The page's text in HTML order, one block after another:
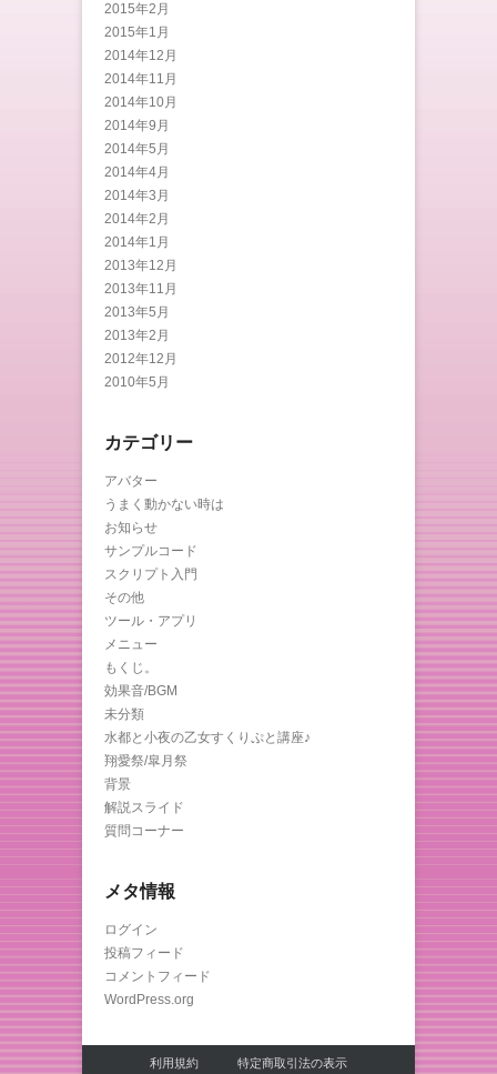
2015年2月
2015年1月
2014年12月
2014年11月
2014年10月
2014年9月
2014年5月
2014年4月
2014年3月
2014年2月
2014年1月
2013年12月
2013年11月
2013年5月
2013年2月
2012年12月
2010年5月
カテゴリー
アバター
うまく動かない時は
お知らせ
サンプルコード
スクリプト入門
その他
ツール・アプリ
メニュー
もくじ。
効果音/BGM
未分類
水都と小夜の乙女すくりぷと講座♪
翔愛祭/皐月祭
背景
解説スライド
質問コーナー
メタ情報
ログイン
投稿フィード
コメントフィード
WordPress.org
利用規約 特定商取引法の表示